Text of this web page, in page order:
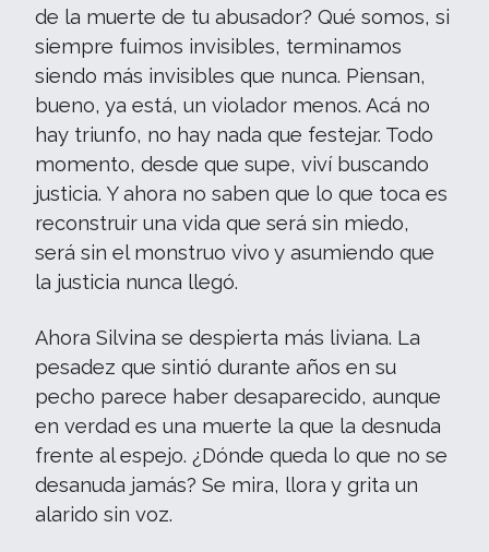
de la muerte de tu abusador? Qué somos, si
siempre fuimos invisibles, terminamos
siendo más invisibles que nunca. Piensan,
bueno, ya está, un violador menos. Acá no
hay triunfo, no hay nada que festejar. Todo
momento, desde que supe, viví buscando
justicia. Y ahora no saben que lo que toca es
reconstruir una vida que será sin miedo,
será sin el monstruo vivo y asumiendo que
la justicia nunca llegó.
Ahora Silvina se despierta más liviana. La
pesadez que sintió durante años en su
pecho parece haber desaparecido, aunque
en verdad es una muerte la que la desnuda
frente al espejo. ¿Dónde queda lo que no se
desanuda jamás? Se mira, llora y grita un
alarido sin voz.